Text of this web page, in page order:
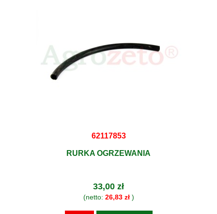
62117853
RURKA OGRZEWANIA
33,00 zł
(netto: 26,83 zł)